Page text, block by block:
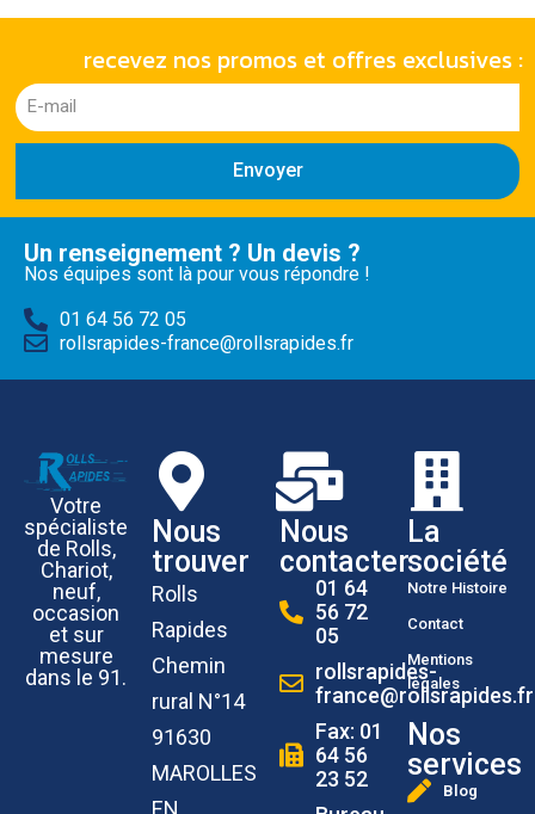
recevez nos promos et offres exclusives :
Envoyer
Un renseignement ? Un devis ?
Nos équipes sont là pour vous répondre !
01 64 56 72 05
rollsrapides-france@rollsrapides.fr
Votre
spécialiste
de Rolls,
Chariot,
neuf,
occasion
et sur
mesure
dans le 91.
Nous
trouver
Rolls
Rapides
Chemin
rural N°14
91630
MAROLLES
EN
Nous
contacter
01 64
56 72
05
rollsrapides-
france@rollsrapides.fr
Fax: 01
64 56
23 52
La
société
Notre Histoire
Contact
Mentions
légales
Nos
services
Blog